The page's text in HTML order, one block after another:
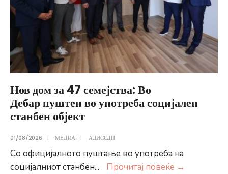
Нов дом за 47 семејства: Во
Дебар пуштен во употреба социјален
станбен објект
01/08/2026 | МЕДИА | АДИССДП
Со официјалното пуштање во употреба на
социјалниот станбен... Прочитај повеќе →